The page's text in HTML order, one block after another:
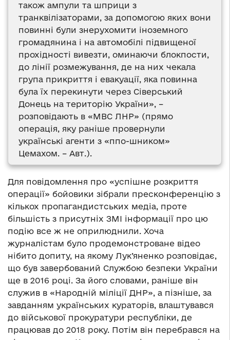
також ампули та шприци з
транквілізаторами, за допомогою яких вони
повинні були знерухомити іноземного
громадянина і на автомобілі підвищеної
прохідності вивезти, оминаючи блокпости,
до лінії розмежування, де на них чекала
група прикриття і евакуації, яка повинна
була їх перекинути через Сіверський
Донець на територію України», –
розповідають в «МВС ЛНР» (прямо
операція, яку раніше провернули
українські агенти з «ппо-шником»
Цемахом. – Авт.).
Для повідомлення про «успішне розкриття
операції» бойовики зібрали пресконференцію з
кількох пропагандистських медіа, проте
більшість з присутніх ЗМІ інформації про цю
подію все ж не оприлюднили. Хоча
журналістам було продемонстроване відео
нібито допиту, на якому Лук’яненко розповідає,
що був завербований Службою безпеки України
ще в 2016 році. За його словами, раніше він
служив в «Народній міліції ДНР», а пізніше, за
завданням українських кураторів, влаштувався
до військової прокуратури республіки, де
працював до 2018 року. Потім він перебрався на